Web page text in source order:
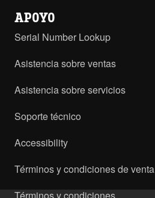
APOYO
Serial Number Lookup
Asistencia sobre ventas
Asistencia sobre servicios
Soporte técnico
Accessibility
Términos y condiciones de venta